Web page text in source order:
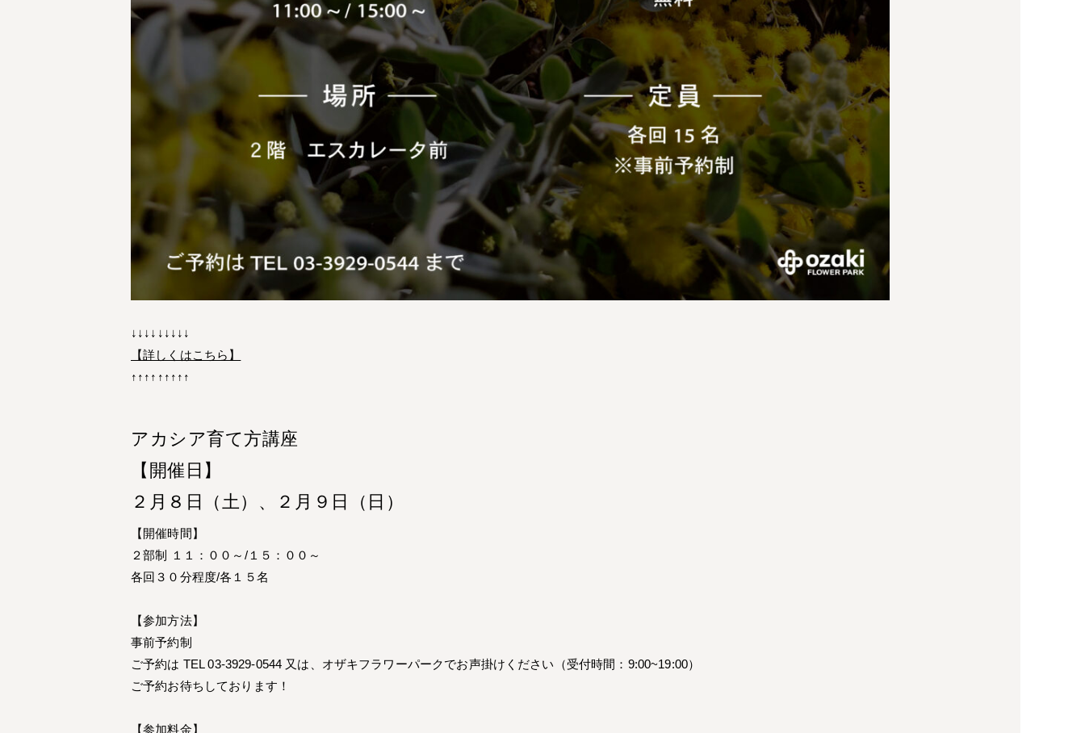
↓↓↓↓↓↓↓↓↓
【詳しくはこちら】
↑↑↑↑↑↑↑↑↑
アカシア育て方講座
【開催日】
２月８日（土）、２月９日（日）
【開催時間】
２部制 １１：００～/１５：００～
各回３０分程度/各１５名
【参加方法】
事前予約制
ご予約は TEL 03-3929-0544 又は、オザキフラワーパークでお声掛けください（受付時間：9:00~19:00）
ご予約お待ちしております！
【参加料金】